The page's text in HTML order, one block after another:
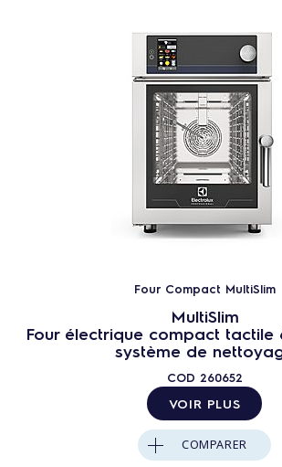
Four Compact MultiSlim
MultiSlim
Four électrique compact tactile
système de
COD 260652
VOIR PLUS
COMPARER